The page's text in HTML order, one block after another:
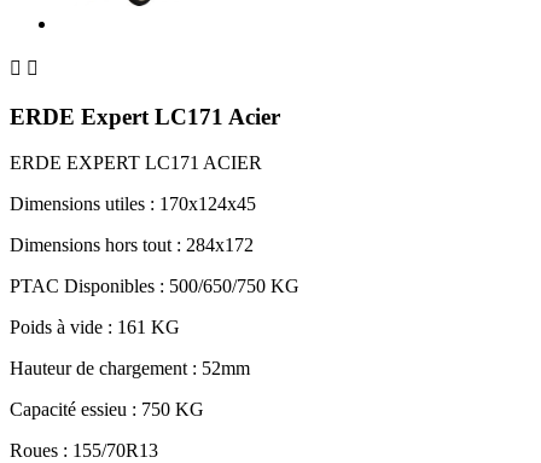
 
ERDE Expert LC171 Acier
ERDE EXPERT LC171 ACIER
Dimensions utiles : 170x124x45
Dimensions hors tout : 284x172
PTAC Disponibles : 500/650/750 KG
Poids à vide : 161 KG
Hauteur de chargement : 52mm
Capacité essieu : 750 KG
Roues : 155/70R13